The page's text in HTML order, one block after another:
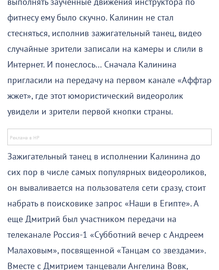
фитнесу ему было скучно. Калинин не стал
стесняться, исполнив зажигательный танец, видео
случайные зрители записали на камеры и слили в
Интернет. И понеслось… Сначала Калинина
пригласили на передачу на первом канале «Аффтар
жжет», где этот юмористический видеоролик
увидели и зрители первой кнопки страны.
Зажигательный танец в исполнении Калинина до
сих пор в числе самых популярных видеороликов,
он вываливается на пользователя сети сразу, стоит
набрать в поисковике запрос «Наши в Египте». А
еще Дмитрий был участником передачи на
телеканале Россия-1 «Субботний вечер с Андреем
Малаховым», посвященной «Танцам со звездами».
Вместе с Дмитрием танцевали Ангелина Вовк,